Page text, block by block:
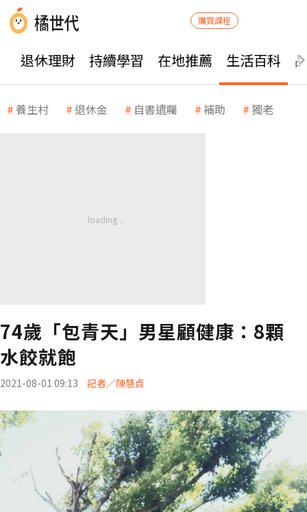
購買課程
退休理財 持續學習 在地推薦 生活百科
養生村 退休金 自書遺囑 補助 獨老
74歲「包青天」男星顧健康：8顆
水餃就飽
2021-08-01 09:13 記者／陳慧貞